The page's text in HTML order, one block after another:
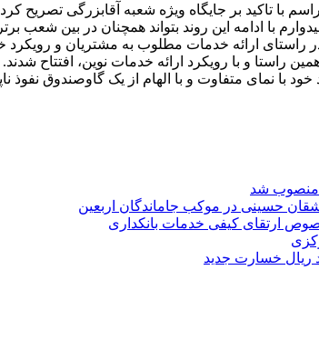
با تاکید بر جایگاه ویژه شعبه آقابزرگی تصریح
با ادامه این روند بتواند همچنان در بین شعب
راستای ارائه خدمات مطلوب به مشتریان و
راستا و با رویکرد ارائه خدمات نوین، افتتاح شدند.
خود با نمای متفاوت و با الهام از یک گاوصندوق
منصوب شد
حسینی در موکب جاماندگان اربعین
ارتقای کیفی خدمات بانکداری